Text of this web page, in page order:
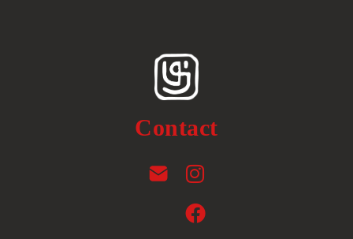
Contact